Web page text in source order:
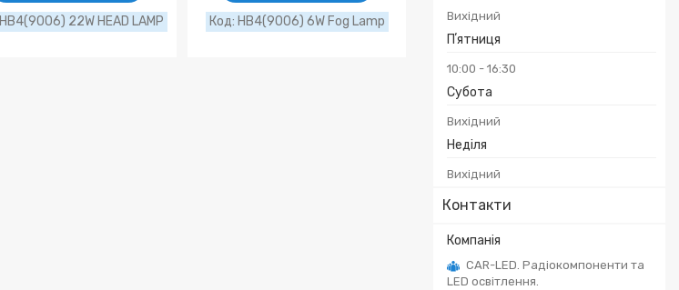
Вихідний
Пʼятниця
10:00 16:30
Субота
Вихідний
Неділя
Вихідний
Контакти
CAR-LED. Радіокомпоненти та
LED освітлення.
HB4(9006) 22W HEAD LAMP HB4(9006) 6W Fog Lamp